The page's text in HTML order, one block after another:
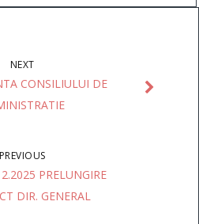
NEXT
CONSILIULUI DE
PREVIOUS
PRELUNGIRE
DIR. GENERAL